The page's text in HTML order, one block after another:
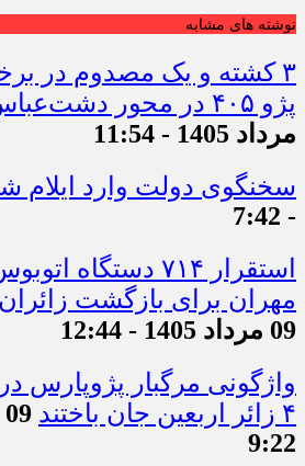
نوشته های مشابه
۳ کشته و یک مصدوم در
پژو ۴۰۵ در محور دشت‌عباس–دهلران
مرداد 1405 - 11:54
سخنگوی دولت وارد ایلام
- 7:42
استقرار ۷۱۴
مهران برای بازگشت زائران
09 مرداد 1405 - 12:44
واژگونی مرگبار پژوپارس
۴ زائر اربعین جان باختند
9:22